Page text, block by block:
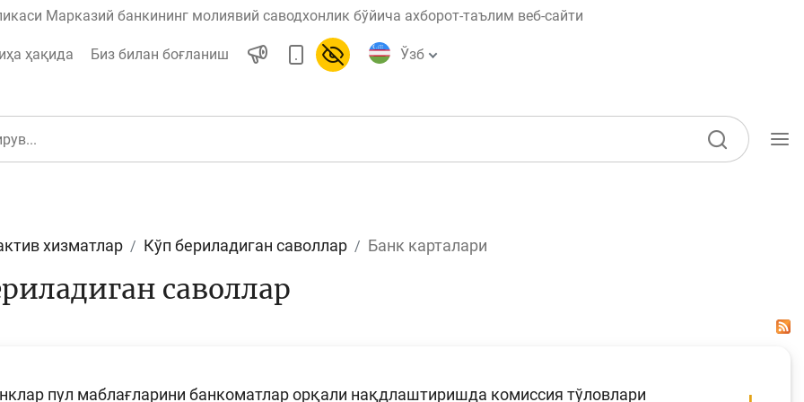
Марказий банкининг молиявий саводхонлик бўйича ахборот-таълим веб-сайти
ҳақида Биз билан боғланиш Ўзб
Ислом молияси
хизматлар Кўп бериладиган саволлар Банк карталари
саволлар
пул маблағларини банкоматлар орқали нақдлаштиришда комиссия тўловлари